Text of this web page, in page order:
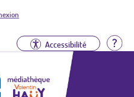
Accessibilité